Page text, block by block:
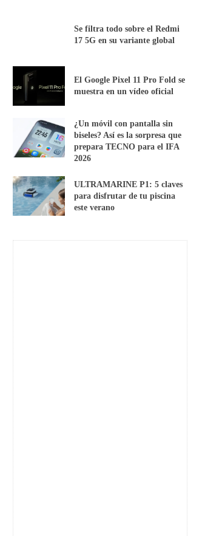
Se filtra todo sobre el Redmi
17 5G en su variante global
El Google Pixel 11 Pro Fold se
muestra en un vídeo oficial
¿Un móvil con pantalla sin
biseles? Así es la sorpresa que
prepara TECNO para el IFA
2026
ULTRAMARINE P1: 5 claves
para disfrutar de tu piscina
este verano